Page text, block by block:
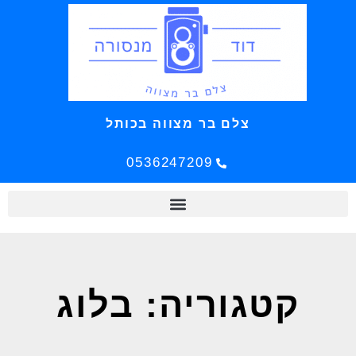
צלם בר מצווה בכותל
0536247209
קטגוריה: בלוג